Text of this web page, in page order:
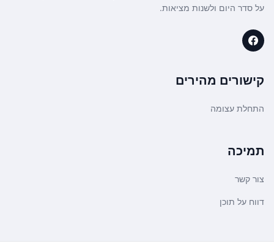
על סדר היום ולשנות מציאות.
קישורים מהירים
התחלת עצומה
תמיכה
צור קשר
דווח על תוכן